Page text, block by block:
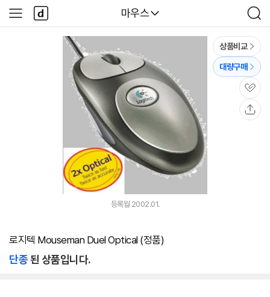
다나와
마우스
검
색
사
이
다
나
와
상품비교
대량구매
관
심
등록월 2002.01.
로지텍 Mouseman Duel Optical (정품)
단종된 상품입니다.